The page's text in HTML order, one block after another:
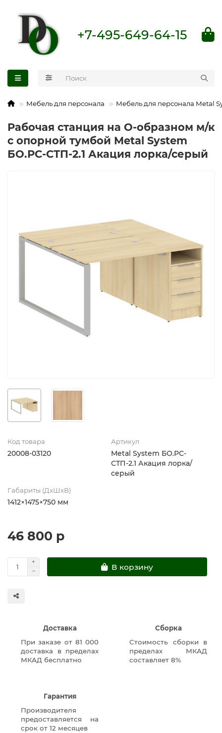
+7-495-649-64-15
Мебель для персонала Мебель для персонала Metal
Рабочая станция на О-образном м/к
с опорной тумбой Metal System
БО.РС-СТП-2.1 Акация лорка/серый
Код товара
20008-03120
Артикул
Metal System БО.РС-
СТП-2.1 Акация лорка/
серый
Габариты (ДхШхВ)
1412×1475×750 мм
46 800 р
В корзину
Доставка
При заказе от 81 000
доставка в пределах
МКАД бесплатно
Сборка
Стоимость сборки в
пределах МКАД
составляет 8%
Гарантия
Производителя
предоставляется на
срок от 12 месяцев